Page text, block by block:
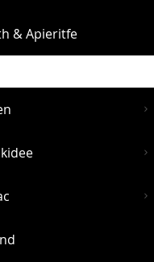
& Apieritfe